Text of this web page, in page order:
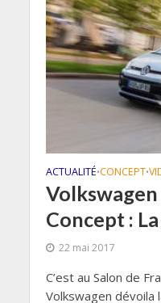
ACTUALITÉ•CONCEPT•
Concept :
22 mai 2017
C’est au Salon de
Volkswagen dévoila